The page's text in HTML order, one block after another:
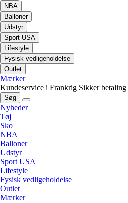
NBA
Balloner
Udstyr
Sport USA
Lifestyle
Fysisk vedligeholdelse
Outlet
Mærker
Kundeservice i Frankrig Sikker betaling
Søg
Nyheder
Tøj
Sko
NBA
Balloner
Udstyr
Sport USA
Lifestyle
Fysisk vedligeholdelse
Outlet
Mærker